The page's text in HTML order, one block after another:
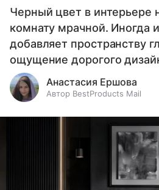
Черный цвет в интерьере
комнату мрачной. Иногда
добавляет пространству
ощущение дорогого
Анастасия Ершова
Автор BestProducts Mail